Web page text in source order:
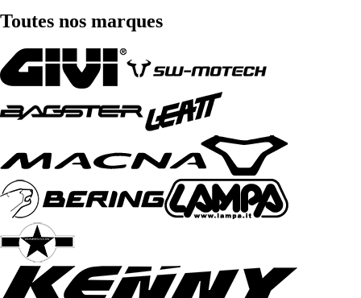
Toutes nos marques